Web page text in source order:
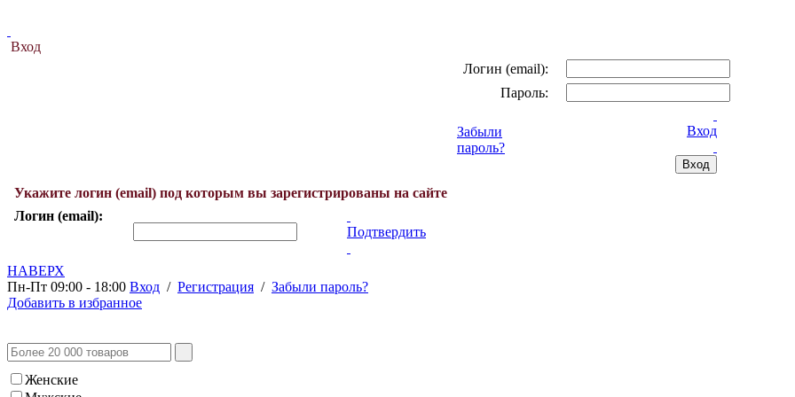
Вход
Логин (email):
Пароль:
Забыли
пароль?
Вход
Укажите логин (email) под которым вы зарегистрированы на сайте
Логин (email):
Подтвердить
НАВЕРХ
Пн-Пт 09:00 - 18:00 Вход / Регистрация / Забыли пароль?
Добавить в избранное
Женские